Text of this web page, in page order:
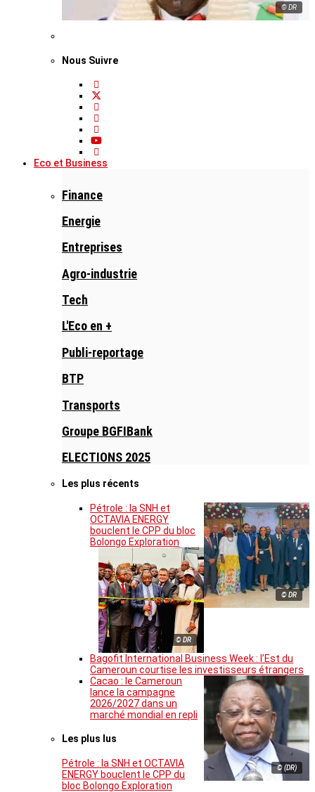
© DR
Nous Suivre
Eco et Business
Finance
Energie
Entreprises
Agro-industrie
Tech
L'Eco en +
Publi-reportage
BTP
Transports
Groupe BGFIBank
ELECTIONS 2025
Les plus récents
© DR
Pétrole : la SNH et
OCTAVIA ENERGY
bouclent le CPP du bloc
Bolongo Exploration
© DR
Bagofit International Business Week : l’Est du
Cameroun courtise les investisseurs étrangers
© (DR)
Cacao : le Cameroun
lance la campagne
2026/2027 dans un
marché mondial en repli
Les plus lus
Pétrole : la SNH et OCTAVIA
ENERGY bouclent le CPP du
bloc Bolongo Exploration